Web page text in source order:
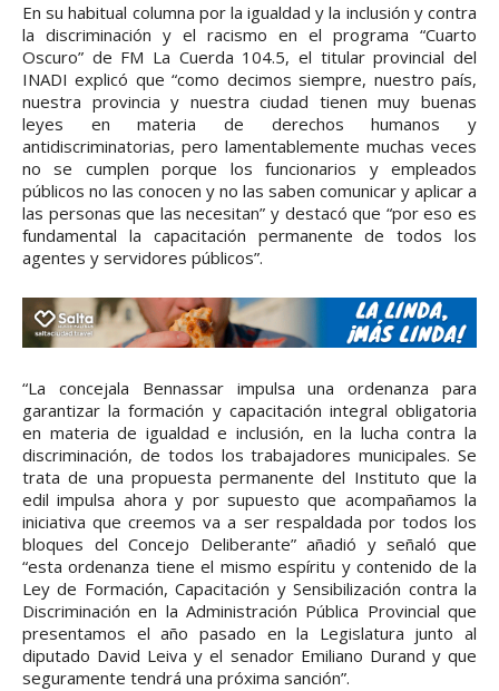
En su habitual columna por la igualdad y la inclusión y contra
la discriminación y el racismo en el programa “Cuarto
Oscuro” de FM La Cuerda 104.5, el titular provincial del
INADI explicó que “como decimos siempre, nuestro país,
nuestra provincia y nuestra ciudad tienen muy buenas
leyes en materia de derechos humanos y
antidiscriminatorias, pero lamentablemente muchas veces
no se cumplen porque los funcionarios y empleados
públicos no las conocen y no las saben comunicar y aplicar a
las personas que las necesitan” y destacó que “por eso es
fundamental la capacitación permanente de todos los
agentes y servidores públicos”.
“La concejala Bennassar impulsa una ordenanza para
garantizar la formación y capacitación integral obligatoria
en materia de igualdad e inclusión, en la lucha contra la
discriminación, de todos los trabajadores municipales. Se
trata de una propuesta permanente del Instituto que la
edil impulsa ahora y por supuesto que acompañamos la
iniciativa que creemos va a ser respaldada por todos los
bloques del Concejo Deliberante” añadió y señaló que
“esta ordenanza tiene el mismo espíritu y contenido de la
Ley de Formación, Capacitación y Sensibilización contra la
Discriminación en la Administración Pública Provincial que
presentamos el año pasado en la Legislatura junto al
diputado David Leiva y el senador Emiliano Durand y que
seguramente tendrá una próxima sanción”.